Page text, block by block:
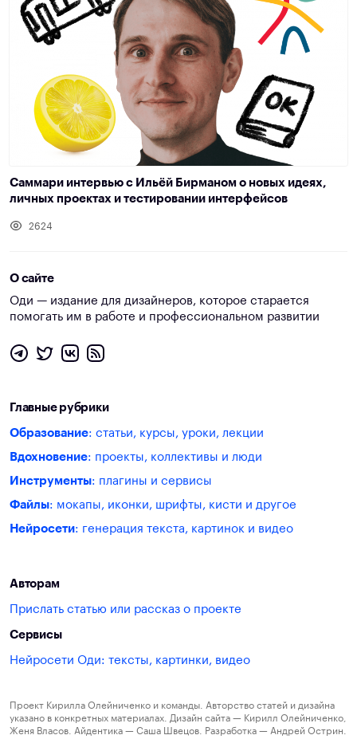
Саммари интервью с Ильёй Бирманом о новых идеях,
личных проектах и тестировании интерфейсов
2624
О сайте
Оди — издание для дизайнеров, которое старается
помогать им в работе и профессиональном развитии
Главные рубрики
Образование: статьи, курсы, уроки, лекции
Вдохновение: проекты, коллективы и люди
Инструменты: плагины и сервисы
Файлы: мокапы, иконки, шрифты, кисти и другое
Нейросети: генерация текста, картинок и видео
Авторам
Прислать статью или рассказ о проекте
Сервисы
Нейросети Оди: тексты, картинки, видео
Проект Кирилла Олейниченко и команды. Авторство статей и дизайна
указано в конкретных материалах. Дизайн сайта — Кирилл Олейниченко,
Женя Власов. Айдентика — Саша Швецов. Разработка — Андрей Острин.